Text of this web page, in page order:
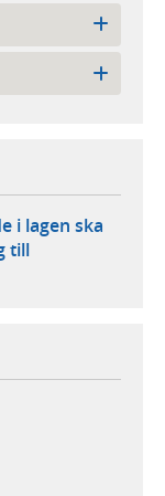
i lagen ska
till
webbplats,
webbplats,